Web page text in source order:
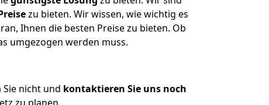
zu bieten. Wir wissen, wie wichtig es
Ihnen die besten Preise zu bieten. Ob
umgezogen werden muss.
Sie nicht und kontaktieren Sie uns noch